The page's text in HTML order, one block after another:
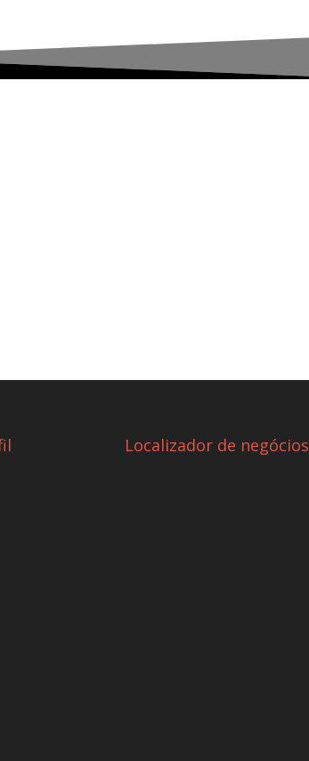
Localizador de negócios